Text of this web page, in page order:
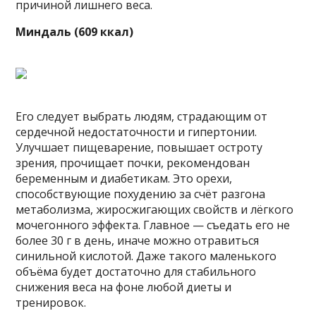
причиной лишнего веса.
Миндаль (609 ккал)
Его следует выбрать людям, страдающим от
сердечной недостаточности и гипертонии.
Улучшает пищеварение, повышает остроту
зрения, прочищает почки, рекомендован
беременным и диабетикам. Это орехи,
способствующие похудению за счёт разгона
метаболизма, жиросжигающих свойств и лёгкого
мочегонного эффекта. Главное — съедать его не
более 30 г в день, иначе можно отравиться
синильной кислотой. Даже такого маленького
объёма будет достаточно для стабильного
снижения веса на фоне любой диеты и
тренировок.